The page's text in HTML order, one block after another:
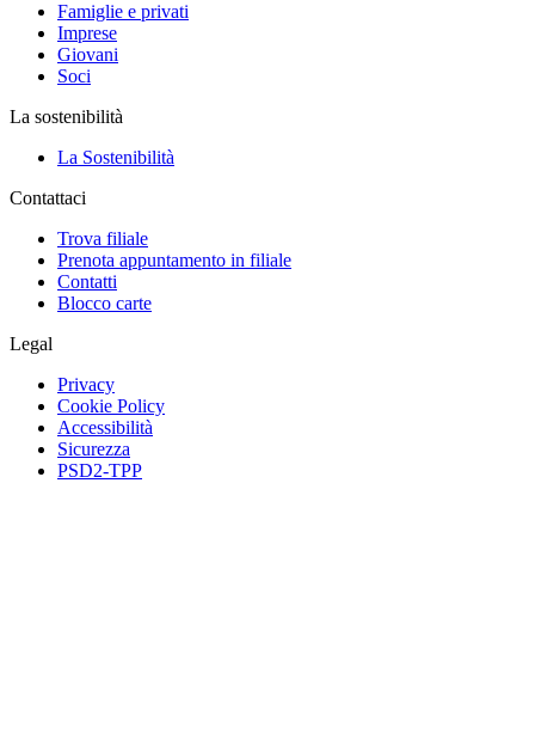
Famiglie e privati
Imprese
Giovani
Soci
La sostenibilità
La Sostenibilità
Contattaci
Trova filiale
Prenota appuntamento in filiale
Contatti
Blocco carte
Legal
Privacy
Cookie Policy
Accessibilità
Sicurezza
PSD2-TPP